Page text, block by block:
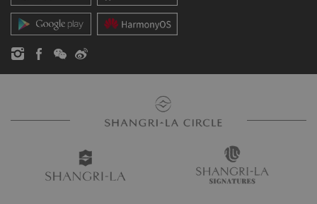
お問い合わせ